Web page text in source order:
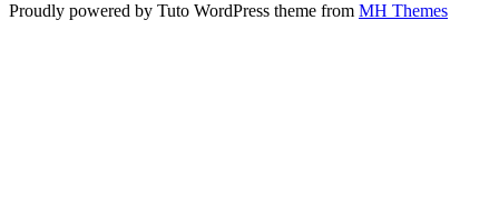
Proudly powered by Tuto WordPress theme from MH Themes